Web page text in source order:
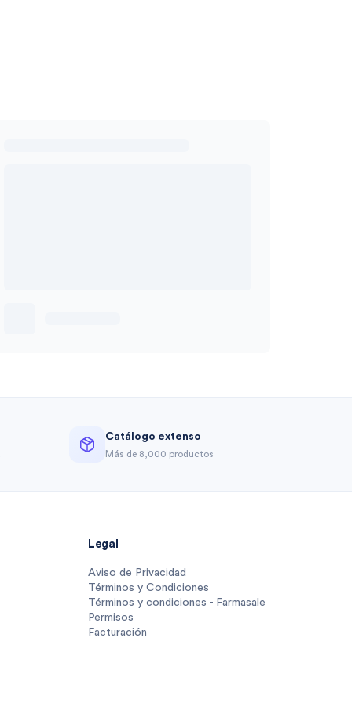
Catálogo extenso
Más de 8,000 productos
Legal
Aviso de Privacidad
Términos y Condiciones
Términos y condiciones - Farmasale
Permisos
Facturación